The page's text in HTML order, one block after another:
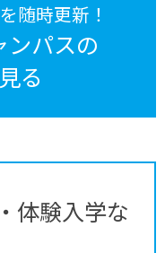
随時更新！
ンパスの
る
体験入学な